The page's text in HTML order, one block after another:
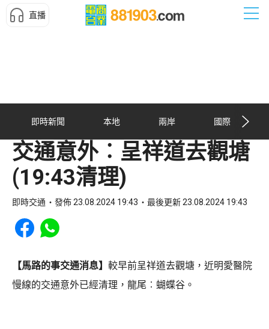
直播
即時新聞 本地 兩岸 國際
交通意外︰呈祥道去觀塘
(19:43清理)
即時交通 發佈 23.08.2024 19:43 最後更新 23.08.2024 19:43
Share to Facebook
Share to WhatsApp
【馬路的事交通消息】 較早前呈祥道去觀塘，近明愛醫院
慢線的交通意外已經清理，龍尾︰蝴蝶谷。